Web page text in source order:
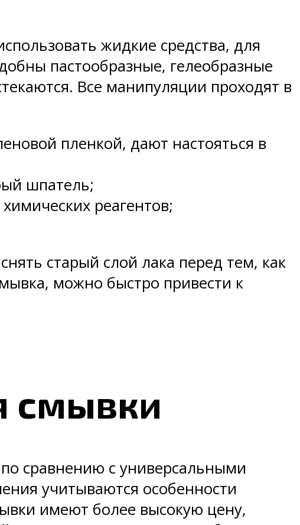
жидкие средства, для
пастообразные, гелеобразные
Все манипуляции проходят в
пленкой, дают настояться в
шпатель;
реагентов;
старый слой лака перед тем, как
можно быстро привести к
смывки
сравнению с универсальными
учитываются особенности
имеют более высокую цену,